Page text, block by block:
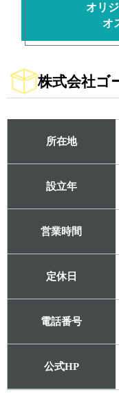
オリ
オ
株式会社ゴ
所在地
設立年
営業時間
定休日
電話番号
公式HP